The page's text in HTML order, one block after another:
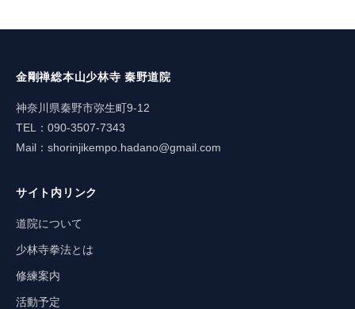
金剛禅総本山少林寺 秦野道院
神奈川県秦野市弥生町9-12
TEL：090-3507-7343
Mail： shorinjikempo.hadano@gmail.com
サイト内リンク
道院について
少林寺拳法とは
修練案内
活動予定